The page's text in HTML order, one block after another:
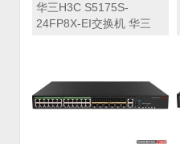
华三H3C S5175S-
24FP8X-EI交换机 华三